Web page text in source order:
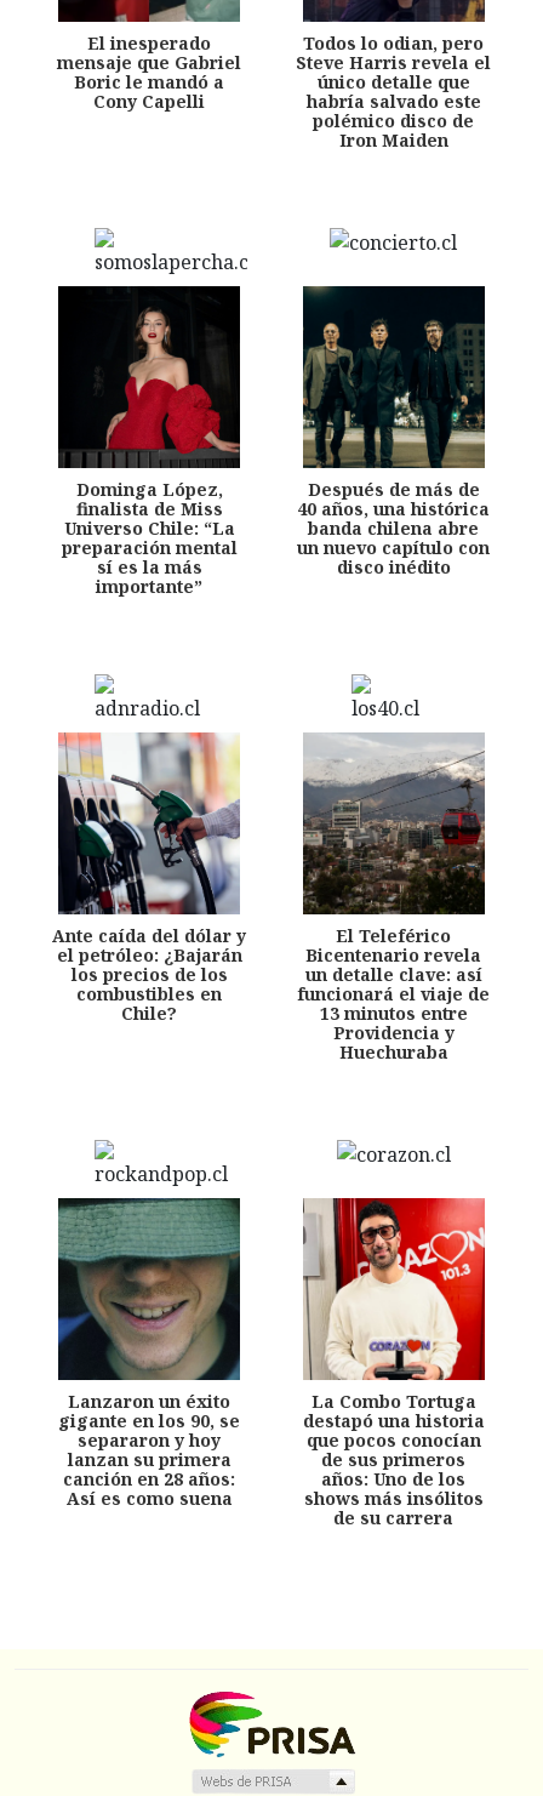
El inesperado
mensaje que Gabriel
Boric le mandó a
Cony Capelli
Todos lo odian, pero
Steve Harris revela el
único detalle que
habría salvado este
polémico disco de
Iron Maiden
Dominga López,
finalista de Miss
Universo Chile: “La
preparación mental
sí es la más
importante”
Después de más de
40 años, una histórica
banda chilena abre
un nuevo capítulo con
disco inédito
Ante caída del dólar y
el petróleo: ¿Bajarán
los precios de los
combustibles en
Chile?
El Teleférico
Bicentenario revela
un detalle clave: así
funcionará el viaje de
13 minutos entre
Providencia y
Huechuraba
Lanzaron un éxito
gigante en los 90, se
separaron y hoy
lanzan su primera
canción en 28 años:
Así es como suena
La Combo Tortuga
destapó una historia
que pocos conocían
de sus primeros
años: Uno de los
shows más insólitos
de su carrera